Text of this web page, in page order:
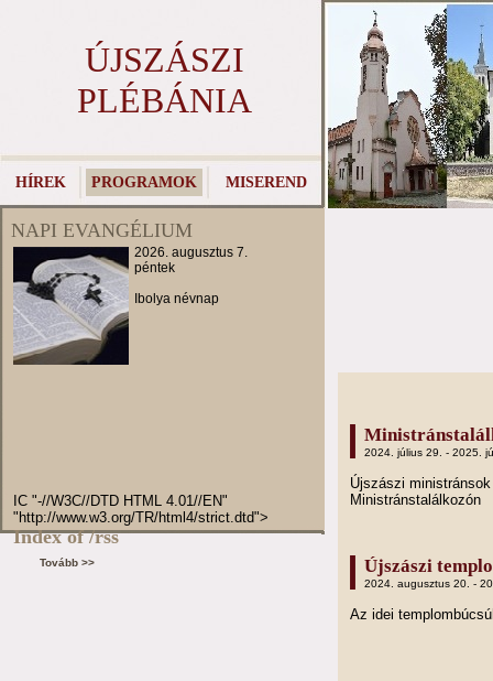
ÚJSZÁSZI
PLÉBÁNIA
HÍREK PROGRAMOK MISEREND
NAPI EVANGÉLIUM
2026. augusztus 7.
péntek
Ibolya névnap
IC "-//W3C//DTD HTML 4.01//EN"
"http://www.w3.org/TR/html4/strict.dtd">
Index of /rss
Tovább >>
2024. július 29. - 2025.
Újszászi
Ministránstalálkozón
Újszászi
2024. augusztus 20. -
Az idei